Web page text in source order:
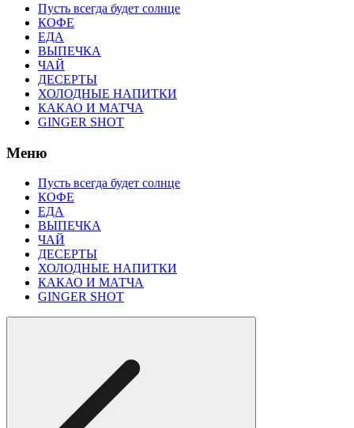
Пусть всегда будет солнце
КОФЕ
ЕДА
ВЫПЕЧКА
ЧАЙ
ДЕСЕРТЫ
ХОЛОДНЫЕ НАПИТКИ
КАКАО И МАТЧА
GINGER SHOT
Меню
Пусть всегда будет солнце
КОФЕ
ЕДА
ВЫПЕЧКА
ЧАЙ
ДЕСЕРТЫ
ХОЛОДНЫЕ НАПИТКИ
КАКАО И МАТЧА
GINGER SHOT